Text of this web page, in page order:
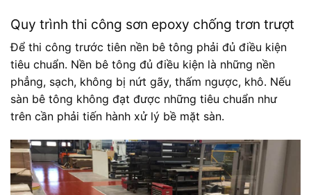
Quy trình thi công sơn epoxy chống trơn trượt
Để thi công trước tiên nền bê tông phải đủ điều kiện
tiêu chuẩn. Nền bê tông đủ điều kiện là những nền
phẳng, sạch, không bị nứt gãy, thấm ngược, khô. Nếu
sàn bê tông không đạt được những tiêu chuẩn như
trên cần phải tiến hành xử lý bề mặt sàn.